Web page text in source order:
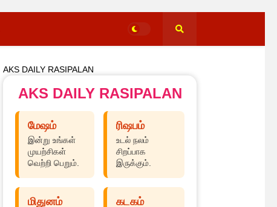
AKS DAILY RASIPALAN
AKS DAILY RASIPALAN
மேஷம்
இன்று உங்கள்
முயற்சிகள்
வெற்றி பெறும்.
ரிஷபம்
உடல் நலம்
சிறப்பாக
இருக்கும்.
மிதுனம் கடகம்